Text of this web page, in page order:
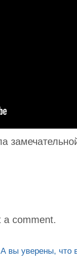
a comment.
А вы уверены, что